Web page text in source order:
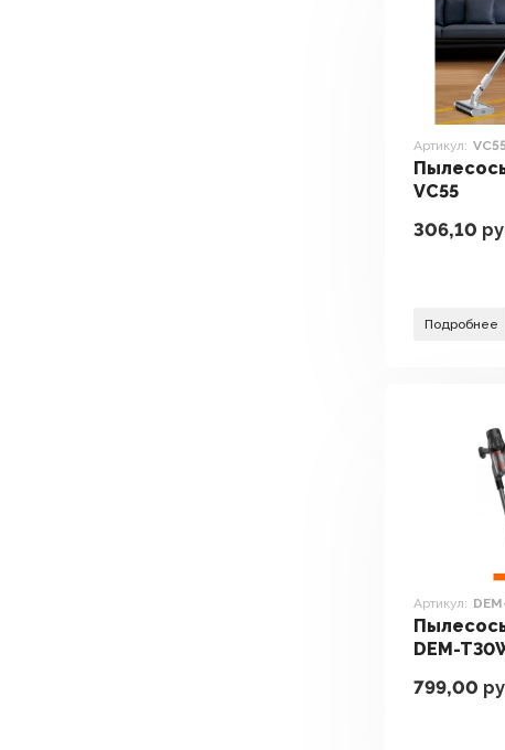
Артикул:
VC55
306,10
Подробнее
Артикул:
DEM-
799,00